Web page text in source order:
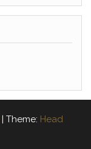
| Theme: Head